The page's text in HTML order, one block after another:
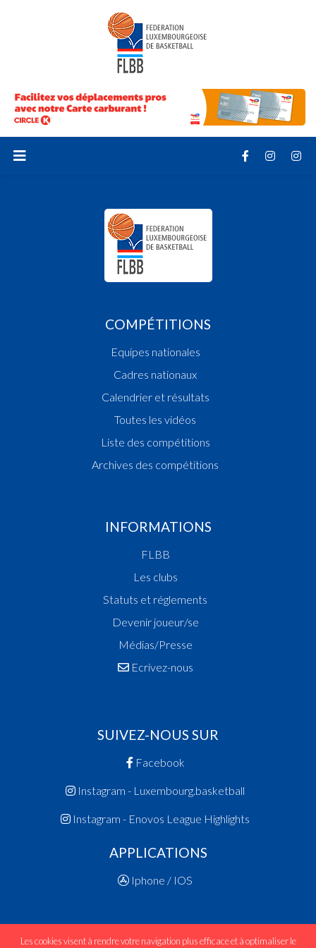
COMPÉTITIONS
Equipes nationales
Cadres nationaux
Calendrier et résultats
Toutes les vidéos
Liste des compétitions
Archives des compétitions
INFORMATIONS
FLBB
Les clubs
Statuts et réglements
Devenir joueur/se
Médias/Presse
Ecrivez-nous
SUIVEZ-NOUS SUR
Facebook
Instagram - Luxembourg.basketball
Instagram - Enovos League Highlights
APPLICATIONS
Iphone / IOS
Les cookies visent à rendre votre navigation plus efficace et à optimaliser le